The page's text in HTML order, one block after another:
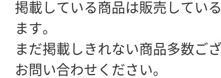
掲載している商品は販売してい
ます。
まだ掲載しきれない商品多数ご
お問い合わせください。